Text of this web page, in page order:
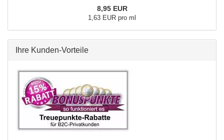
8,95 EUR
1,63 EUR pro ml
Ihre Kunden-Vorteile